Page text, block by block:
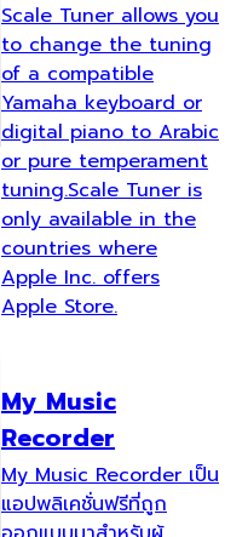
Scale Tuner allows you
to change the tuning
of a compatible
Yamaha keyboard or
digital piano to Arabic
or pure temperament
tuning.Scale Tuner is
only available in the
countries where
Apple Inc. offers
Apple Store.
My Music
Recorder
My Music Recorder เป็น
แอปพลิเคชั่นฟรีที่ถูก